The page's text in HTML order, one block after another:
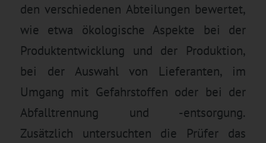
den verschiedenen Abteilungen bewertet,
wie etwa ökologische Aspekte bei der
Produktentwicklung und der Produktion,
bei der Auswahl von Lieferanten, im
Umgang mit Gefahrstoffen oder bei der
Abfalltrennung und -entsorgung.
Zusätzlich untersuchten die Prüfer das